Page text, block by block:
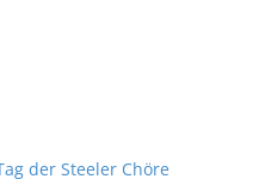
der Steeler Chöre